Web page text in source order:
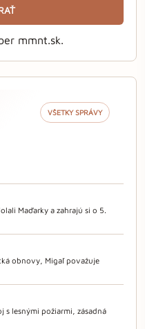
mmnt.sk.
VŠETKY SPRÁVY
Maďarky a zahrajú si o 5.
obnovy, Migaľ považuje
s lesnými požiarmi, zásadná